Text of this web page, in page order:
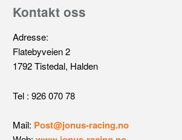
Kontakt oss
Adresse:
Flatebyveien 2
1792 Tistedal, Halden
Tel : 926 070 78
Mail: Post@jonus-racing.no